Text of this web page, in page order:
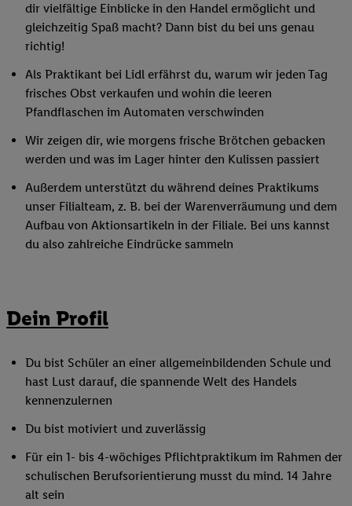
dir vielfältige Einblicke in den Handel ermöglicht und
gleichzeitig Spaß macht? Dann bist du bei uns genau
richtig!
Als Praktikant bei Lidl erfährst du, warum wir jeden Tag
frisches Obst verkaufen und wohin die leeren
Pfandflaschen im Automaten verschwinden
Wir zeigen dir, wie morgens frische Brötchen gebacken
werden und was im Lager hinter den Kulissen passiert
Außerdem unterstützt du während deines Praktikums
unser Filialteam, z. B. bei der Warenverräumung und dem
Aufbau von Aktionsartikeln in der Filiale. Bei uns kannst
du also zahlreiche Eindrücke sammeln
Dein Profil
Du bist Schüler an einer allgemeinbildenden Schule und
hast Lust darauf, die spannende Welt des Handels
kennenzulernen
Du bist motiviert und zuverlässig
Für ein 1- bis 4-wöchiges Pflichtpraktikum im Rahmen der
schulischen Berufsorientierung musst du mind. 14 Jahre
alt sein